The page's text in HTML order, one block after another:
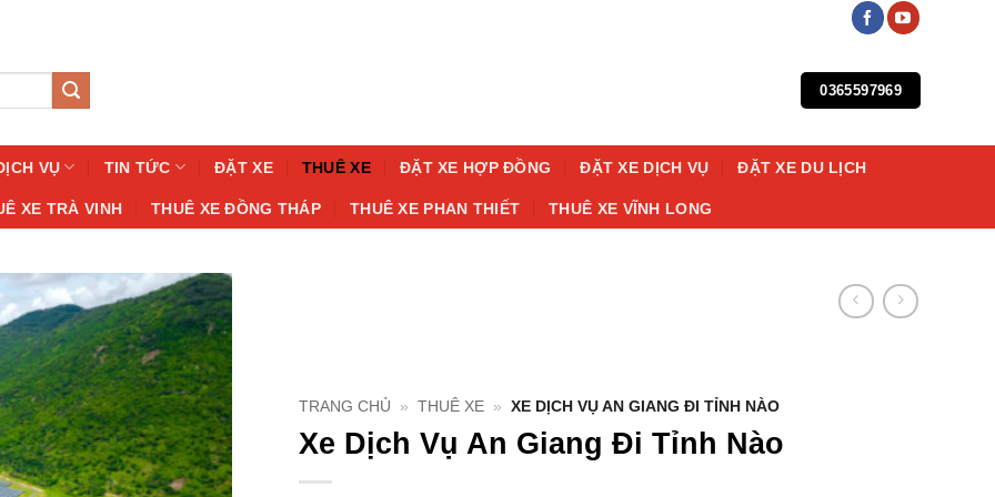
0365597969
VỤ TIN TỨC ĐẶT XE THUÊ XE ĐẶT XE HỢP ĐỒNG ĐẶT XE DỊCH VỤ ĐẶT XE DU LỊCH
XE TRÀ VINH THUÊ XE ĐỒNG THÁP THUÊ XE PHAN THIẾT THUÊ XE VĨNH LONG
TRANG CHỦ » THUÊ XE » XE DỊCH VỤ AN GIANG ĐI TỈNH NÀO
Xe Dịch Vụ An Giang Đi Tỉnh Nào